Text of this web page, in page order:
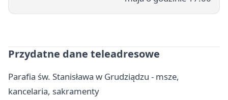
Przydatne dane teleadresowe
Parafia św. Stanisława w Grudziądzu - msze,
kancelaria, sakramenty